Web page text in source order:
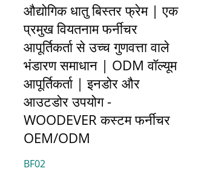
औद्योगिक धातु बिस्तर फ्रेम | एक
प्रमुख वियतनाम फर्नीचर
आपूर्तिकर्ता से उच्च गुणवत्ता वाले
भंडारण समाधान | ODM वॉल्यूम
आपूर्तिकर्ता | इनडोर और
आउटडोर उपयोग -
WOODEVER कस्टम फर्नीचर
OEM/ODM
BF02